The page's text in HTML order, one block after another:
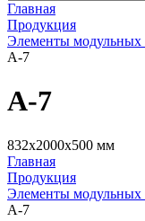
Главная
Продукция
Элементы модульных
А-7
А-7
832x2000x500 мм
Главная
Продукция
Элементы модульных
А-7